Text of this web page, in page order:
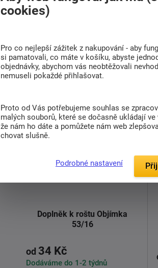
Doplněk k roštu Objímka
53/16
od 34 Kč
Dodáváme do 1-2 týdnů
cookies)
Pro co nejlepší zážitek z nakupování - aby
si pamatovali, co máte v košíku, abyste
objednávky, abychom vás neobtěžovali
nemuseli pokaždé přihlašovat.
Proto od Vás potřebujeme souhlas se
malých souborů, které se dočasně ukládají
že nám ho dáte a pomůžete nám web
chovat slušně.
Podrobné nastavení